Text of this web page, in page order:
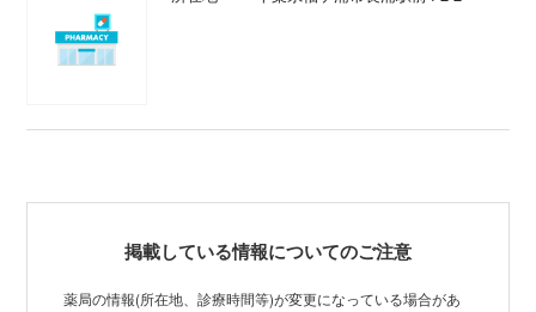
掲載している情報についてのご注意
薬局の情報(所在地、診療時間等)が変更になっている場合があ